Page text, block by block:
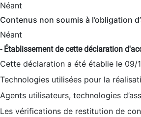
Néant
Contenus non soumis à l’obligation
Néant
- Établissement de cette déclaration
Cette déclaration a été établie le 09/
Technologies utilisées pour la
Agents utilisateurs, technologies
Les vérifications de restitution de